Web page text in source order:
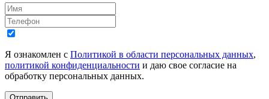
Я ознакомлен с Политикой в области персональных данных,
политикой конфиденциальности и даю свое согласие на
обработку персональных данных.